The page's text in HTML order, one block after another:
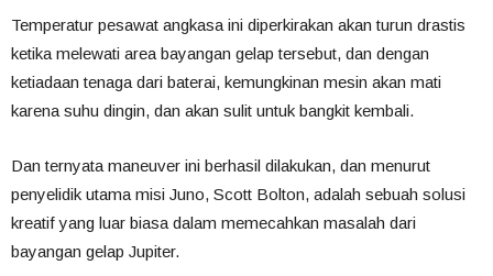
Temperatur pesawat angkasa ini diperkirakan akan turun drastis
ketika melewati area bayangan gelap tersebut, dan dengan
ketiadaan tenaga dari baterai, kemungkinan mesin akan mati
karena suhu dingin, dan akan sulit untuk bangkit kembali.
Dan ternyata maneuver ini berhasil dilakukan, dan menurut
penyelidik utama misi Juno, Scott Bolton, adalah sebuah solusi
kreatif yang luar biasa dalam memecahkan masalah dari
bayangan gelap Jupiter.